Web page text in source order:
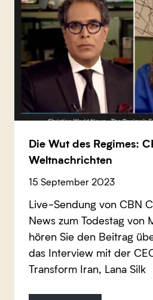
Die Wut des Regimes:
Weltnachrichten
15 September 2023
Live-Sendung von CBN
News zum Todestag von
hören Sie den Beitrag
das Interview mit der
Transform Iran, Lana Silk